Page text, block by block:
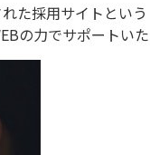
た採用サイトとい
の力でサポートいた